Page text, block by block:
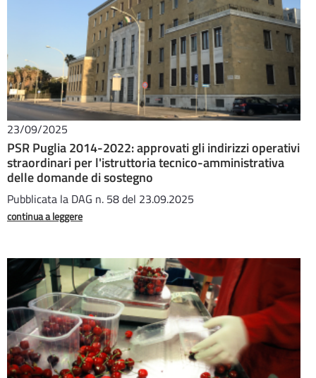
23/09/2025
PSR Puglia 2014-2022: approvati gli indirizzi operativi
straordinari per l'istruttoria tecnico-amministrativa
delle domande di sostegno
Pubblicata la DAG n. 58 del 23.09.2025
continua a leggere